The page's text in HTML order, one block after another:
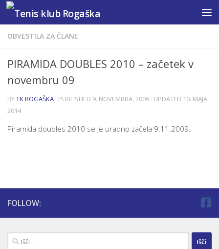
Skip to content
OBVESTILA ZA ČLANE
PIRAMIDA DOUBLES 2010 – začetek v
novembru 09
BYTK ROGAŠKA · PUBLISHED 9. NOVEMBRA, 2009 · UPDATED 10. MAJA,
2014
Piramida doubles 2010 se je uradno začela 9.11.2009.
FOLLOW:
Išči: